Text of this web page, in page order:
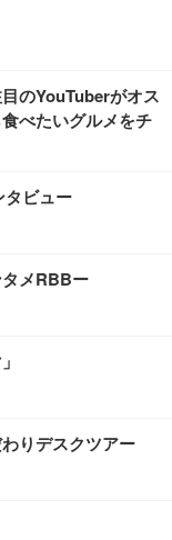
のYouTuberがオス
べたいグルメをチ
タビュー
タメRBBー
りデスクツアー